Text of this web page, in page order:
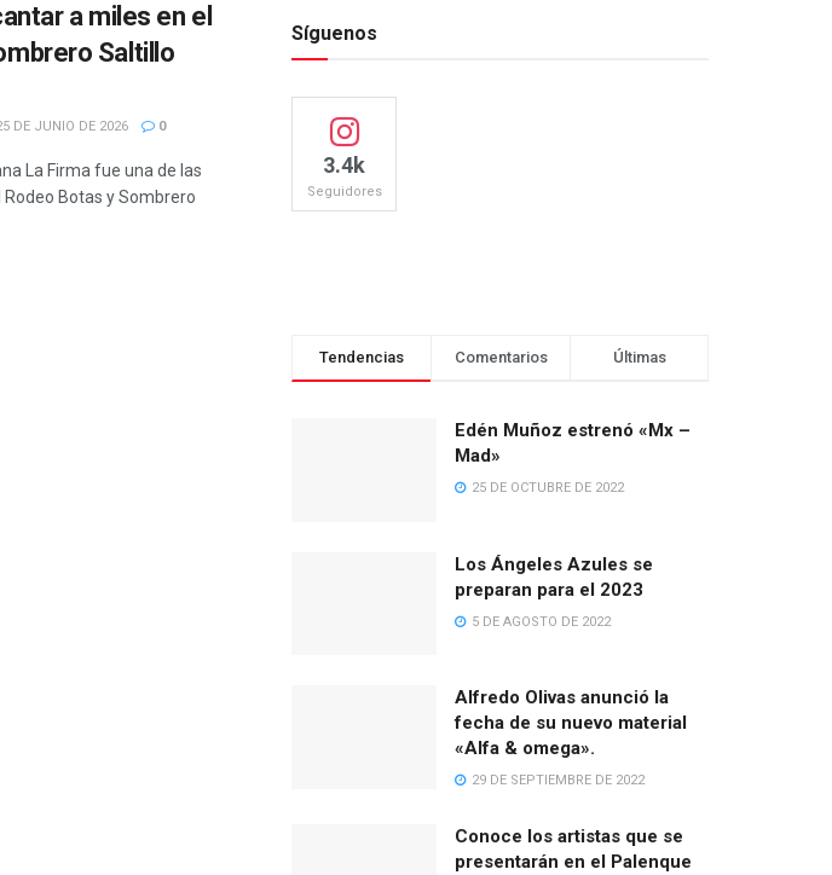
a miles en el
Saltillo
DE JUNIO DE 2026 0
La Firma fue una de las
Botas y Sombrero
Síguenos
3.4k
Seguidores
Tendencias Comentarios Últimas
Edén Muñoz estrenó «Mx –
Mad»
25 DE OCTUBRE DE 2022
Los Ángeles Azules se
preparan para el 2023
5 DE AGOSTO DE 2022
Alfredo Olivas anunció la
fecha de su nuevo material
«Alfa & omega».
29 DE SEPTIEMBRE DE 2022
Conoce los artistas que se
presentarán en el Palenque